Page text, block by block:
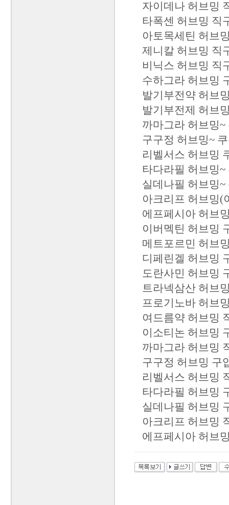
자이데나 허브밍
타폭센 허브밍 직
아토목세틴 허브
제니칼 허브밍 직
비닉스 허브밍 직
수하그라 허브밍
발기부전약 허브
발기부전제 허브
까마그라 허브밍~
구구정 허브밍~
리벨서스 허브밍
타다라필 허브밍
실데나필 허브밍~
아크리프 허브밍(
에프페시아 허브
이버멕틴 허브밍
메트포르민 허브
디페린겔 허브밍
도란사민 허브밍
트라넥삼산 허브
프로기노바 허브
여드름약 허브밍
이소티논 허브밍
까마그라 허브밍
구구정 허브밍 구
리벨서스 허브밍
타다라필 허브밍
실데나필 허브밍
아크리프 허브밍
에프페시아 허브